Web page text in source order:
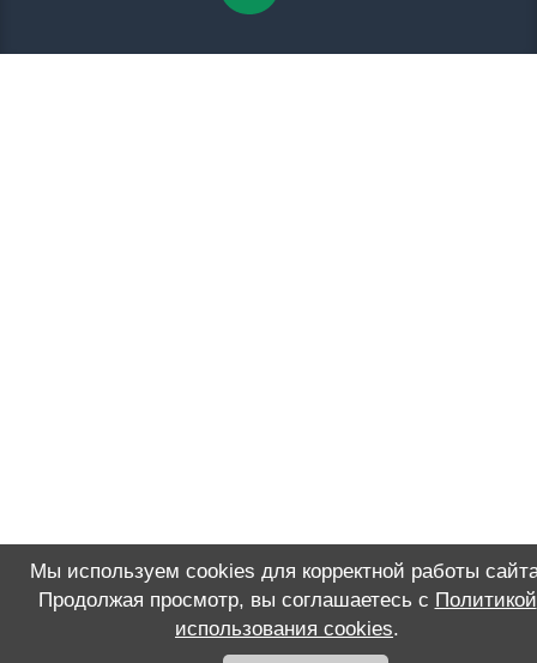
Мы используем cookies для корректной работы
Продолжая просмотр, вы соглашаетесь с Политикой
использования cookies.